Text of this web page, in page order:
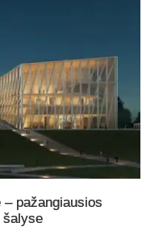
pažangiausios
šalyse